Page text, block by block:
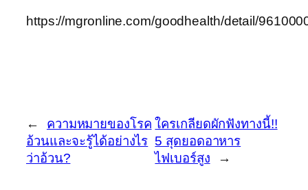
https://mgronline.com/goodhealth/detail/
←
ความหมายของโรค
อ้วนและจะรู้ได้อย่างไร
ว่าอ้วน?
ใครเกลียดผักฟังทางนี้!!
5 สุดยอดอาหาร
ไฟเบอร์สูง
→